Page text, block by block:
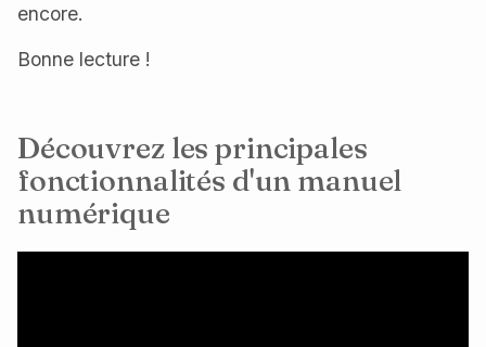
encore.
Bonne lecture !
Découvrez les principales
fonctionnalités d'un manuel
numérique